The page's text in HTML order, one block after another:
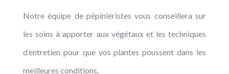
Notre équipe de pépiniéristes vous conseillera sur
les soins à apporter aux végétaux et les techniques
d’entretien pour que vos plantes poussent dans les
meilleures conditions.